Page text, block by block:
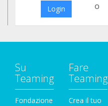
Login o
Su
Teaming
Fondazione
Fare
Teaming
Crea il tuo